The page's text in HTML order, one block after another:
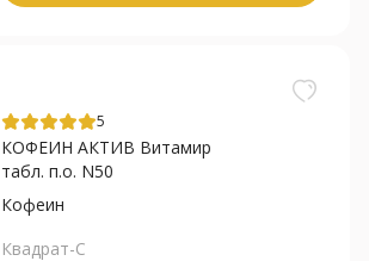
5
КОФЕИН АКТИВ Витамир
табл. п.о. N50
Кофеин
Квадрат-С